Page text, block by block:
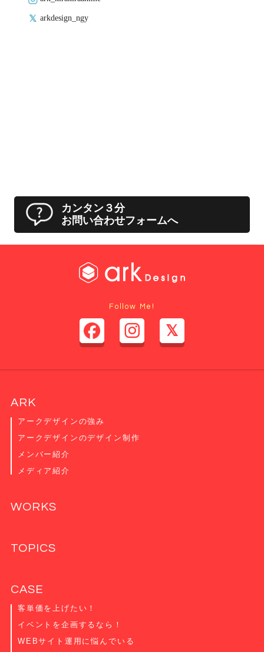
arkdesign_ngy
カンタン３分
お問い合わせフォームへ
Follow Me!
ARK
アークデザインの強み
アークデザインのデザイン制作
メンバー紹介
メディア紹介
WORKS
TOPICS
CASE
客単価を上げたい！
イベントを企画するなら！
WEBサイト運用に悩んでいる